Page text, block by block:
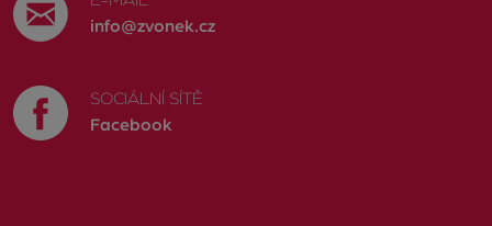
info@zvonek.cz
SOCIÁLNÍ SÍTĚ
Facebook